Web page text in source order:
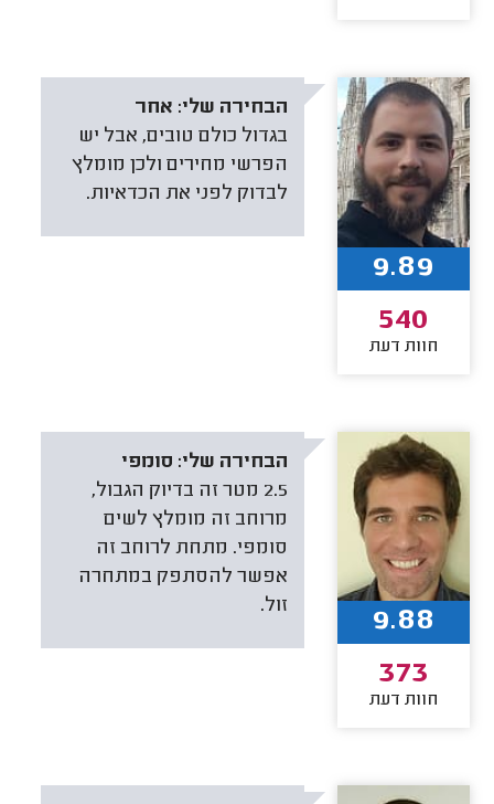
הבחירה שלי: אחר
בגדול כולם טובים, אבל יש
הפרשי מחירים ולכן מומלץ
לבדוק לפני את הכדאיות.
9.89
540
חוות דעת
הבחירה שלי: סומפי
2.5 מטר זה בדיוק הגבול,
מרוחב זה מומלץ לשים
סומפי. מתחת לרוחב זה
אפשר להסתפק במתחרה
זול.
9.88
373
חוות דעת